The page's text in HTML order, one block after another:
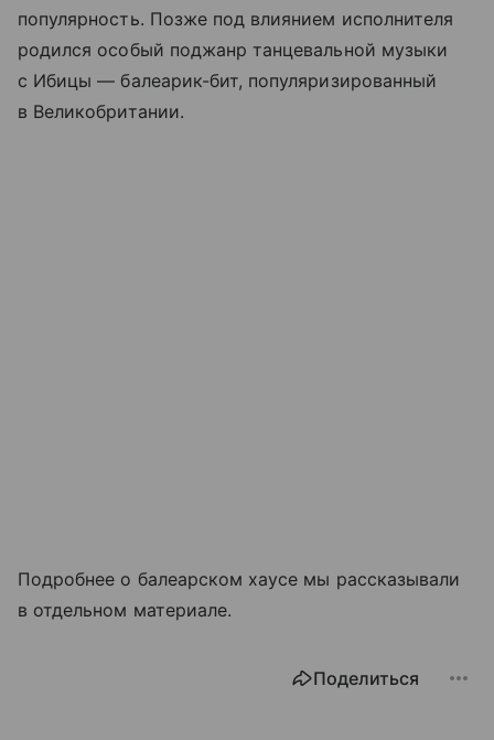
популярность. Позже под влиянием исполнителя
родился особый поджанр танцевальной музыки
с Ибицы — балеарик-бит, популяризированный
в Великобритании.
Подробнее о балеарском хаусе мы рассказывали
в отдельном материале.
Поделиться